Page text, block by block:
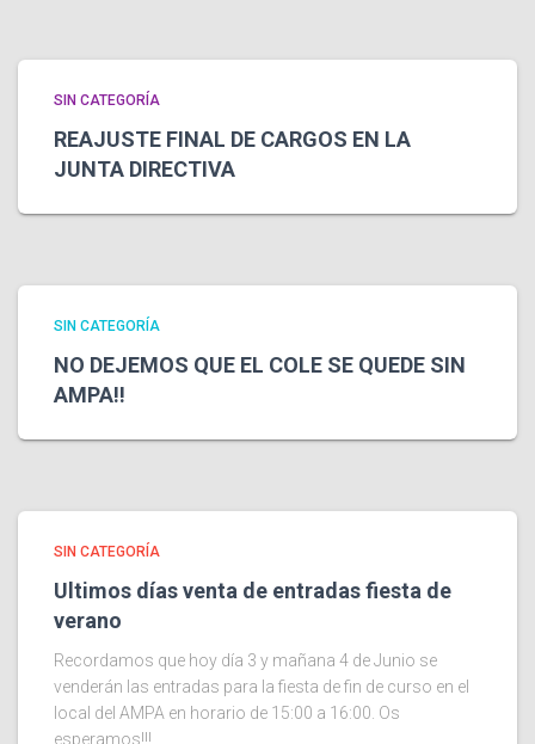
SIN CATEGORÍA
REAJUSTE FINAL DE CARGOS EN LA
JUNTA DIRECTIVA
SIN CATEGORÍA
NO DEJEMOS QUE EL COLE SE QUEDE SIN
AMPA!!
SIN CATEGORÍA
Ultimos días venta de entradas fiesta de
verano
Recordamos que hoy día 3 y mañana 4 de Junio se
venderán las entradas para la fiesta de fin de curso en el
local del AMPA en horario de 15:00 a 16:00. Os
esperamos!!!